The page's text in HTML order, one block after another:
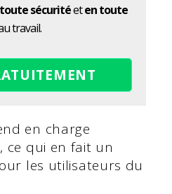
sécuritéeten toute
travail.
en charge
ce qui en fait un
les utilisateurs du